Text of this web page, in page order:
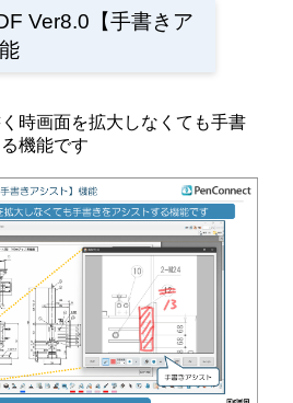
Ver8.0【手書きア
時画面を拡大しなくても手書
機能です